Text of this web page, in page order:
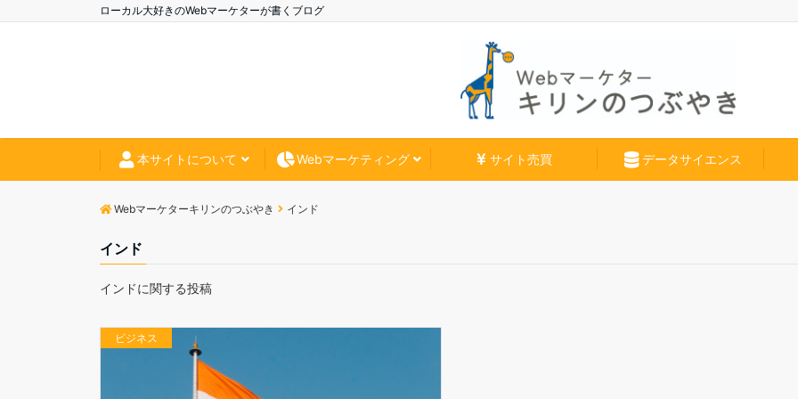
ローカル大好きのWebマーケターが書くブログ
本サイトについて Webマーケティング サイト売買 データサイエンス
Webマーケターキリンのつぶやき インド
インド
インドに関する投稿
ビジネス